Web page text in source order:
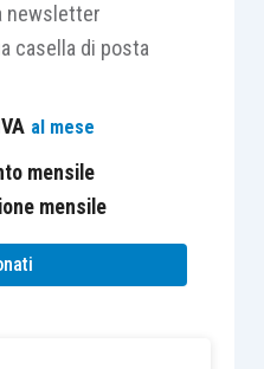
in
o di un accordo di
ai sensi
quinquies, comma 1,
in possesso dei
newsletter
casella di posta
al mese
mensile
mensile